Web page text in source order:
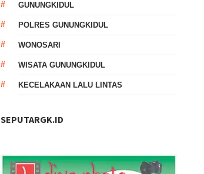
GUNUNGKIDUL
POLRES GUNUNGKIDUL
WONOSARI
WISATA GUNUNGKIDUL
KECELAKAAN LALU LINTAS
SEPUTARGK.ID